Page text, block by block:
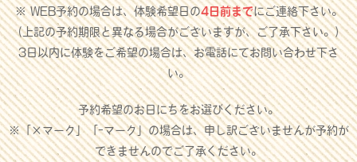
※ WEB予約の場合は、体験希望日の4日前までにご連絡下さい。
（上記の予約期限と異なる場合がございますが、ご了承下さい。）
3日以内に体験をご希望の場合は、お電話にてお問い合わせ下さ
い。
予約希望のお日にちをお選びください。
※「×マーク」「-マーク」の場合は、申し訳ございませんが予約が
できませんのでご了承ください。